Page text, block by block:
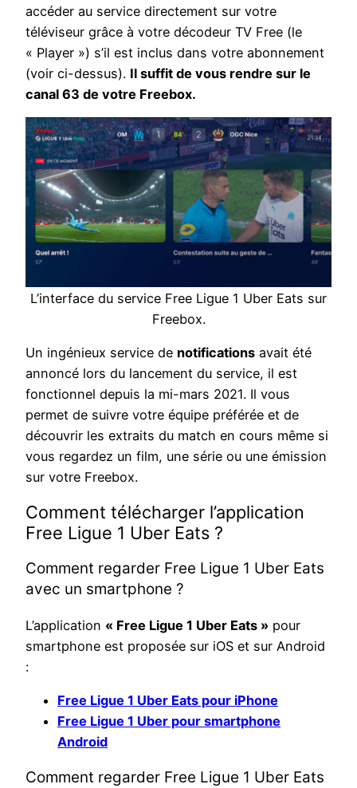
accéder au service directement sur votre
téléviseur grâce à votre décodeur TV Free (le
« Player ») s’il est inclus dans votre abonnement
(voir ci-dessus). Il suffit de vous rendre sur le
canal 63 de votre Freebox.
L’interface du service Free Ligue 1 Uber Eats sur
Freebox.
Un ingénieux service de notifications avait été
annoncé lors du lancement du service, il est
fonctionnel depuis la mi-mars 2021. Il vous
permet de suivre votre équipe préférée et de
découvrir les extraits du match en cours même si
vous regardez un film, une série ou une émission
sur votre Freebox.
Comment télécharger l’application
Free Ligue 1 Uber Eats ?
Comment regarder Free Ligue 1 Uber Eats
avec un smartphone ?
L’application « Free Ligue 1 Uber Eats » pour
smartphone est proposée sur iOS et sur Android
:
Free Ligue 1 Uber Eats pour iPhone
Free Ligue 1 Uber pour smartphone
Android
Comment regarder Free Ligue 1 Uber Eats